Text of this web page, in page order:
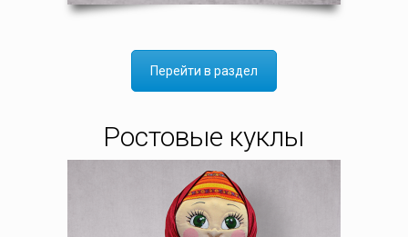
Перейти в раздел
Ростовые куклы